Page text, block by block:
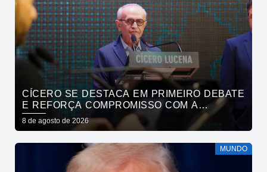
CÍCERO SE DESTACA EM PRIMEIRO DEBATE
E REFORÇA COMPROMISSO COM A
SEGURANÇA HÍDRICA DO ESTADO
8 de agosto de 2026
MUNDO